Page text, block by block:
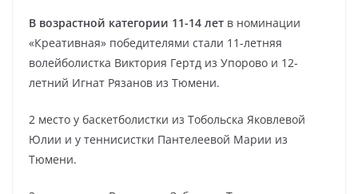
В возрастной категории 11-14 лет в номинации
«Креативная» победителями стали 11-летняя
волейболистка Виктория Гертд из Упорово и 12-
летний Игнат Рязанов из Тюмени.
2 место у баскетболистки из Тобольска Яковлевой
Юлии и у теннисистки Пантелеевой Марии из
Тюмени.